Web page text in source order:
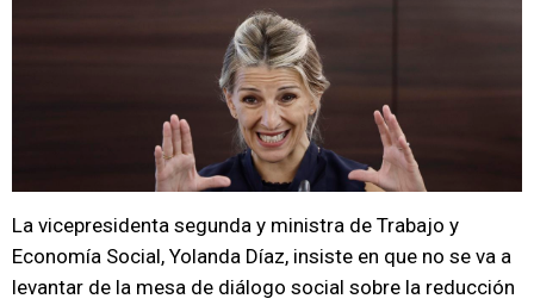
La vicepresidenta segunda y ministra de Trabajo y
Economía Social, Yolanda Díaz, insiste en que no se va a
levantar de la mesa de diálogo social sobre la reducción